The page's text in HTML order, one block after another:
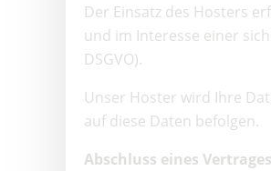
Der Einsatz des Hosters
und im Interesse einer
DSGVO).
Unser Hoster wird Ihre
auf diese Daten befolgen.
Abschluss eines